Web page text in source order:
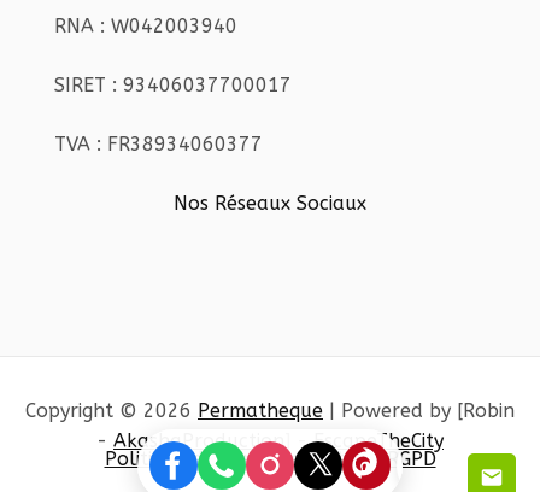
RNA : W042003940
SIRET : 93406037700017
TVA : FR38934060377
Nos Réseaux Sociaux
Copyright © 2026 Permatheque | Powered by [Robin
- AkashaProduction ] -EscapeTheCity
Politique de confidentialité et RGPD